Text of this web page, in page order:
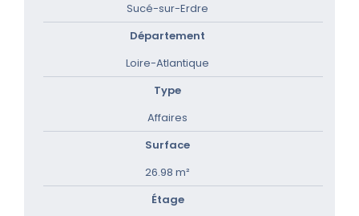
Sucé-sur-Erdre
Département
Loire-Atlantique
Type
Affaires
Surface
26.98 m²
Étage